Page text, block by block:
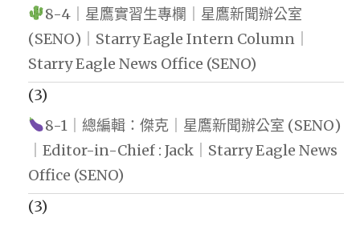
8-4｜星鷹實習生專欄｜星鷹新聞辦公室
(SENO)｜Starry Eagle Intern Column｜
Starry Eagle News Office (SENO)
(3)
8-1｜總編輯：傑克｜星鷹新聞辦公室 (SENO)
｜Editor-in-Chief : Jack｜Starry Eagle News
Office (SENO)
(3)